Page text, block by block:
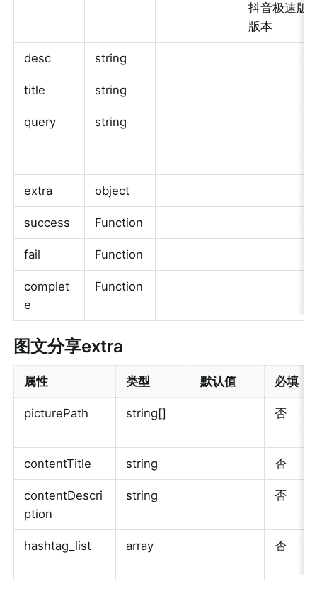
抖音极速版
版本
desc string
title string
query string
extra object
success Function
fail Function
complet
e
Function
图文分享extra
属性 类型 默认值 必填
picturePath string[] 否
contentTitle string 否
contentDescri
ption
string 否
hashtag_list array 否